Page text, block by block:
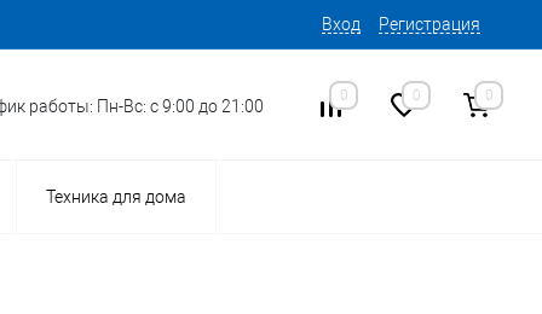
Вход Регистрация
работы: Пн-Вс: с 9:00 до 21:00
0 0 0
Техника для дома